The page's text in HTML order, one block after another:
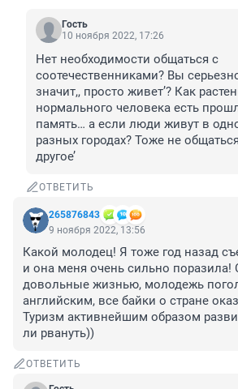
Гость
10 ноября 2022, 17:26
Нет необходимости общаться с
соотечественниками? Вы
значит,, просто живет’? Как
нормального человека есть
память… а если люди живут в
разных городах? Тоже не
другое’
ОТВЕТИТЬ
265876843
9 ноября 2022, 13:56
Какой молодец! Я тоже год назад
и она меня очень сильно поразила!
довольные жизнью, молодежь
английским, все байки о стране
Туризм активнейшим образом
ли рвануть))
ОТВЕТИТЬ